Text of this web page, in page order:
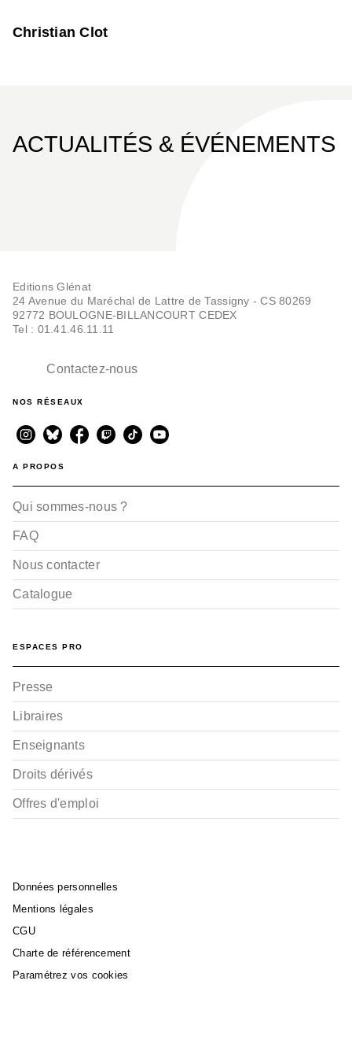
Christian Clot
ACTUALITÉS & ÉVÉNEMENTS
Editions Glénat
24 Avenue du Maréchal de Lattre de Tassigny - CS 80269
92772 BOULOGNE-BILLANCOURT CEDEX
Tel : 01.41.46.11.11
Contactez-nous
NOS RÉSEAUX
A PROPOS
Qui sommes-nous ?
FAQ
Nous contacter
Catalogue
ESPACES PRO
Presse
Libraires
Enseignants
Droits dérivés
Offres d'emploi
Données personnelles
Mentions légales
CGU
Charte de référencement
Paramétrez vos cookies